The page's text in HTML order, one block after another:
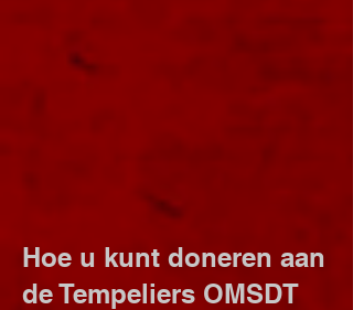
Hoe u kunt doneren aan
de Tempeliers OMSDT